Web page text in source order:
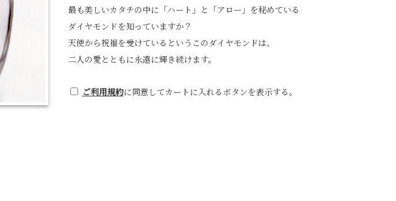
最も美しいカタチの中に「ハート」と「アロー」を秘めている
ダイヤモンドを知っていますか？
天使から祝福を受けているというこのダイヤモンドは、
二人の愛とともに永遠に輝き続けます。
ご利用規約に同意してカートに入れるボタンを表示する。